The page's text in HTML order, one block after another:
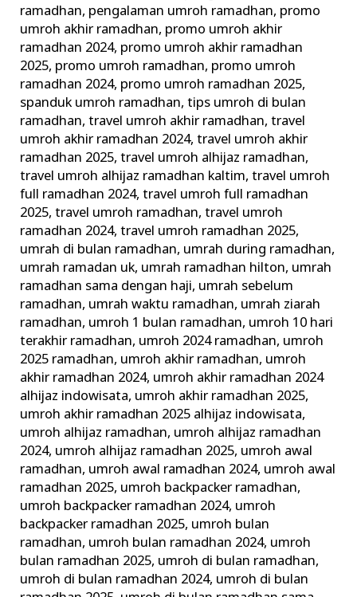
ramadhan, pengalaman umroh ramadhan, promo
umroh akhir ramadhan, promo umroh akhir
ramadhan 2024, promo umroh akhir ramadhan
2025, promo umroh ramadhan, promo umroh
ramadhan 2024, promo umroh ramadhan 2025,
spanduk umroh ramadhan,tips umroh di bulan
ramadhan,travel umroh akhir ramadhan,travel
umroh akhir ramadhan 2024,travel umroh akhir
ramadhan 2025,travel umroh alhijaz ramadhan,
travel umroh alhijaz ramadhan kaltim,travel umroh
full ramadhan 2024,travel umroh full ramadhan
2025,travel umroh ramadhan,travel umroh
ramadhan 2024,travel umroh ramadhan 2025,
umrah di bulan ramadhan, umrah during ramadhan,
umrah ramadan uk, umrah ramadhan hilton, umrah
ramadhan sama dengan haji, umrah sebelum
ramadhan, umrah waktu ramadhan, umrah ziarah
ramadhan, umroh 1 bulan ramadhan, umroh 10 hari
terakhir ramadhan, umroh 2024 ramadhan, umroh
2025 ramadhan, umroh akhir ramadhan, umroh
akhir ramadhan 2024, umroh akhir ramadhan 2024
alhijaz indowisata, umroh akhir ramadhan 2025,
umroh akhir ramadhan 2025 alhijaz indowisata,
umroh alhijaz ramadhan, umroh alhijaz ramadhan
2024, umroh alhijaz ramadhan 2025, umroh awal
ramadhan, umroh awal ramadhan 2024, umroh awal
ramadhan 2025, umroh backpacker ramadhan,
umroh backpacker ramadhan 2024, umroh
backpacker ramadhan 2025, umroh bulan
ramadhan, umroh bulan ramadhan 2024, umroh
bulan ramadhan 2025, umroh di bulan ramadhan,
umroh di bulan ramadhan 2024, umroh di bulan